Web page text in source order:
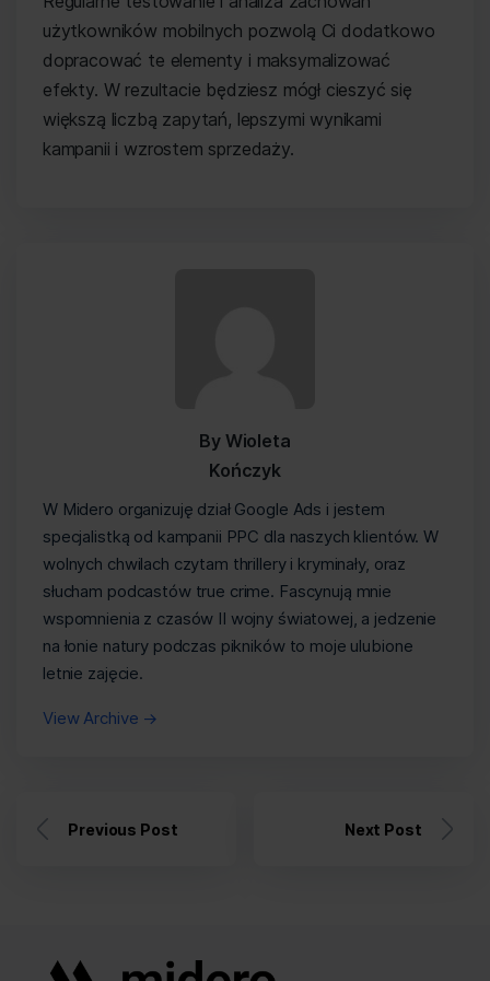
użytkowników mobilnych pozwolą Ci dodatkowo
dopracować te elementy i maksymalizować
efekty. W rezultacie będziesz mógł cieszyć się
większą liczbą zapytań, lepszymi wynikami
kampanii i wzrostem sprzedaży.
By Wioleta
Kończyk
W Midero organizuję dział Google Ads i jestem
specjalistką od kampanii PPC dla naszych klientów. W
wolnych chwilach czytam thrillery i kryminały, oraz
słucham podcastów true crime. Fascynują mnie
wspomnienia z czasów II wojny światowej, a jedzenie
na łonie natury podczas pikników to moje ulubione
letnie zajęcie.
View Archive →
Previous Post Next Post